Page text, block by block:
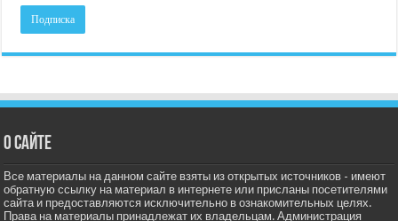
О сайте
Все материалы на данном сайте взяты из открытых источников - имеют
обратную ссылку на материал в интернете или присланы посетителями
сайта и предоставляются исключительно в ознакомительных целях.
Права на материалы принадлежат их владельцам. Администрация